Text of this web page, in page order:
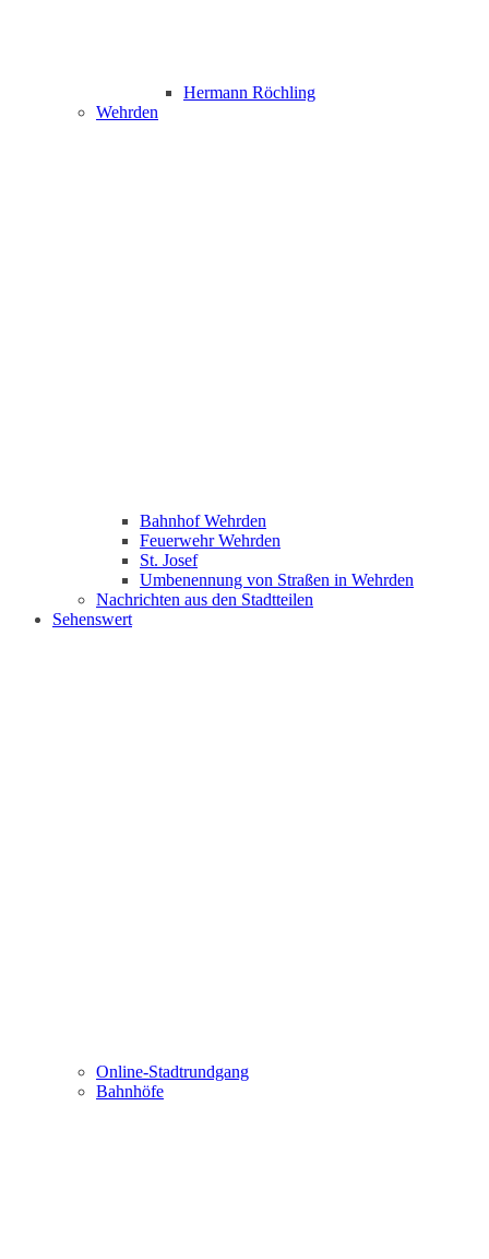
Hermann Röchling
Wehrden
Bahnhof Wehrden
Feuerwehr Wehrden
St. Josef
Umbenennung von Straßen in Wehrden
Nachrichten aus den Stadtteilen
Sehenswert
Online-Stadtrundgang
Bahnhöfe